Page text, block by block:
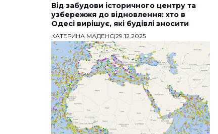
Від забудови історичного центру та
узбережжя до відновлення: хто в
Одесі вирішує, які будівлі зносити
КАТЕРИНА МАДЕНС|29.12.2025